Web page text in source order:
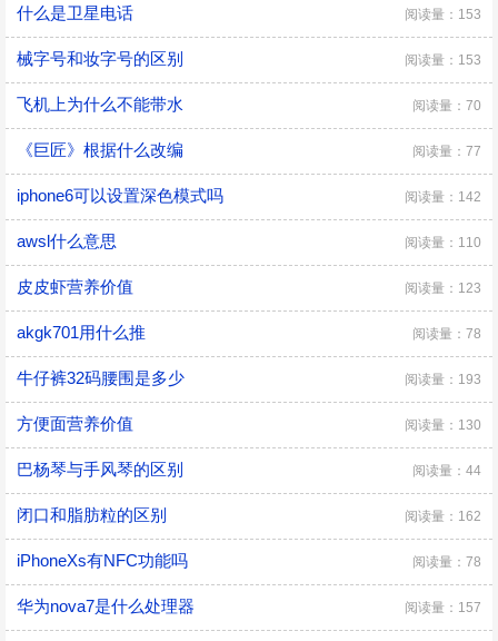
什么是卫星电话 阅读量：153
械字号和妆字号的区别 阅读量：153
飞机上为什么不能带水 阅读量：70
《巨匠》根据什么改编 阅读量：77
iphone6可以设置深色模式吗 阅读量：142
awsl什么意思 阅读量：110
皮皮虾营养价值 阅读量：123
akgk701用什么推 阅读量：78
牛仔裤32码腰围是多少 阅读量：193
方便面营养价值 阅读量：130
巴杨琴与手风琴的区别 阅读量：44
闭口和脂肪粒的区别 阅读量：162
iPhoneXs有NFC功能吗 阅读量：78
华为nova7是什么处理器 阅读量：157